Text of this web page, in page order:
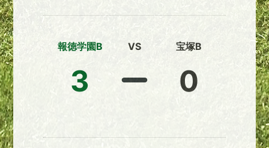
報徳学園B
3
VS 宝塚B
0